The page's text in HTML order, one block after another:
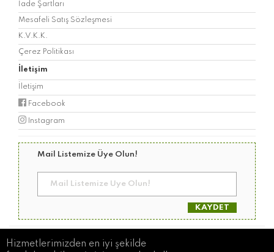
İade Şartları
Mesafeli Satış Sözleşmesi
K.V.K.K.
Çerez Politikası
İletişim
İletişim
Facebook
Instagram
Mail Listemize Üye Olun!
KAYDET
Hizmetlerimizden en iyi şekilde